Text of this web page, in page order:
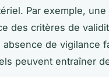
Par exemple, une
des critères de
absence de vigilance
peuvent entraîner